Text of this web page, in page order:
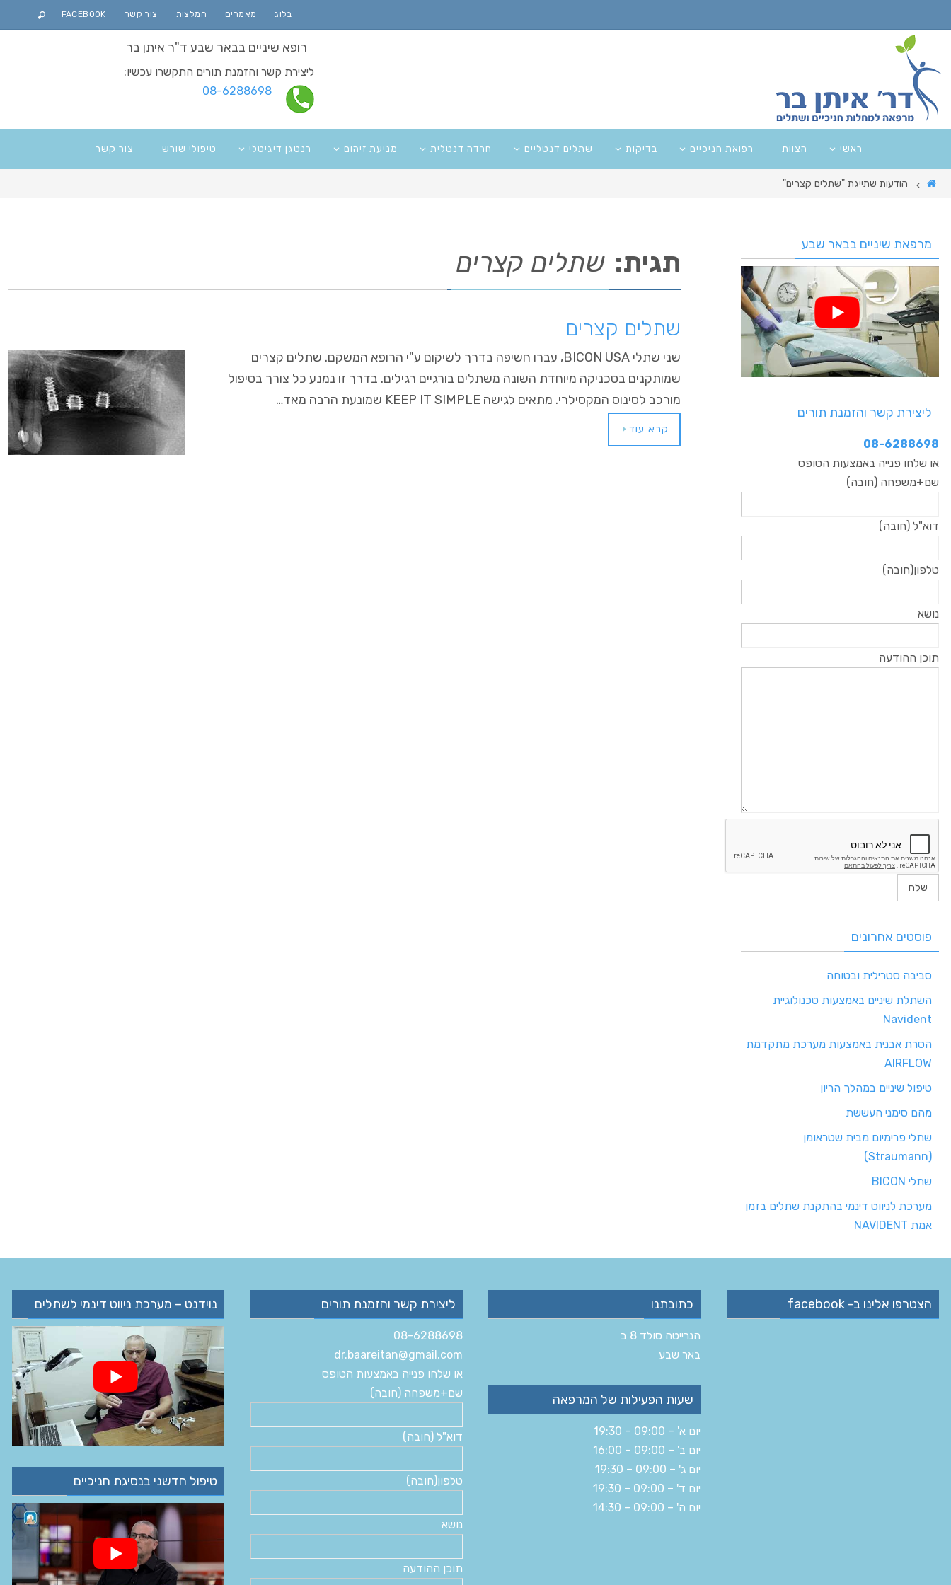
בלוג מאמרים המלצות צור קשר FACEBOOK
רופא שיניים בבאר שבע ד"ר איתן בר
ליצירת קשר והזמנת תורים התקשרו עכשיו:
08-6288698
ראשי הצוות רפואת חניכיים בדיקות שתלים דנטליים חרדה דנטלית מניעת זיהום רנטגן דיגיטלי טיפולי שורש צור קשר
הודעות שתייגת "שתלים קצרים"
תגית: שתלים קצרים
שתלים קצרים
שני שתלי BICON USA, עברו חשיפה בדרך לשיקום ע"י הרופא המשקם. שתלים קצרים
שמותקנים בטכניקה מיוחדת השונה משתלים בורגיים רגילים. בדרך זו נמנע כל צורך בטיפול
מורכב לסינוס המקסילרי. מתאים לגישה KEEP IT SIMPLE שמונעת הרבה מאד…
קרא עוד
מרפאת שיניים בבאר שבע
ליצירת קשר והזמנת תורים
08-6288698
או שלחו פנייה באמצעות הטופס
שם+משפחה (חובה)
דוא"ל (חובה)
טלפון(חובה)
נושא
תוכן ההודעה
פוסטים אחרונים
סביבה סטרילית ובטוחה
השתלת שיניים באמצעות טכנולוגיית
Navident
הסרת אבנית באמצעות מערכת מתקדמת
AIRFLOW
טיפול שיניים במהלך הריון
מהם סימני העששת
שתלי פרימיום מבית שטראומן
(Straumann)
שתלי BICON
מערכת לניווט דינמי בהתקנת שתלים בזמן
אמת NAVIDENT
הצטרפו אלינו ב- facebook כתובתנו
הנרייטה סולד 8 ב‏
‏באר שבע‏
שעות הפעילות של המרפאה
יום א' – 09:00 – 19:30
יום ב' – 09:00 – 16:00
יום ג' – 09:00 – 19:30
יום ד' – 09:00 – 19:30
יום ה' – 09:00 – 14:30
ליצירת קשר והזמנת תורים
08-6288698
dr.baareitan@gmail.com
או שלחו פנייה באמצעות הטופס
שם+משפחה (חובה)
דוא"ל (חובה)
טלפון(חובה)
נושא
תוכן ההודעה
נוידנט – מערכת ניווט דינמי לשתלים
טיפול חדשני בנסיגת חניכיים